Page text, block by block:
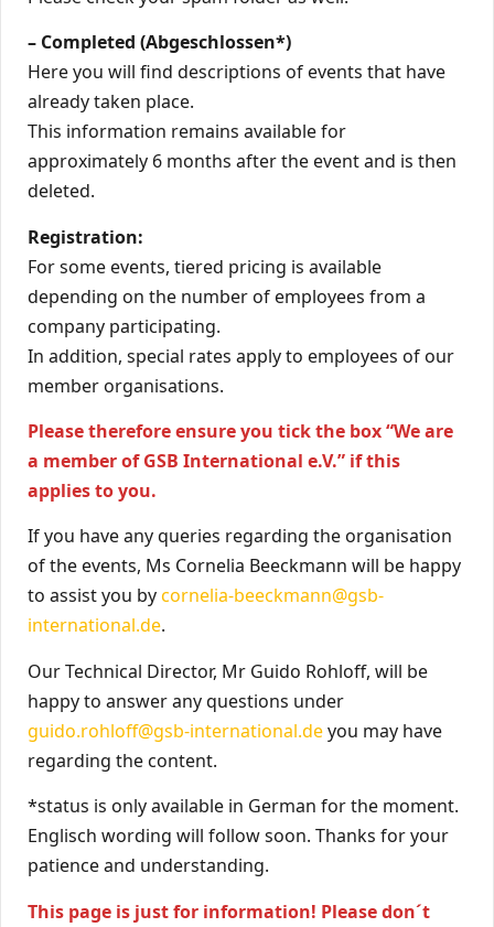
– Completed (Abgeschlossen*)
Here you will find descriptions of events that have
already taken place.
This information remains available for
approximately 6 months after the event and is then
deleted.
Registration:
For some events, tiered pricing is available
depending on the number of employees from a
company participating.
In addition, special rates apply to employees of our
member organisations.
Please therefore ensure you tick the box “We are
a member of GSB International e.V.” if this
applies to you.
If you have any queries regarding the organisation
of the events, Ms Cornelia Beeckmann will be happy
to assist you bycornelia-beeckmann@gsb-
international.de.
Our Technical Director, Mr Guido Rohloff, will be
happy to answer any questions under
guido.rohloff@gsb-international.deyou may have
regarding the content.
*status is only available in German for the moment.
Englisch wording will follow soon. Thanks for your
patience and understanding.
This page is just for information! Please don´t